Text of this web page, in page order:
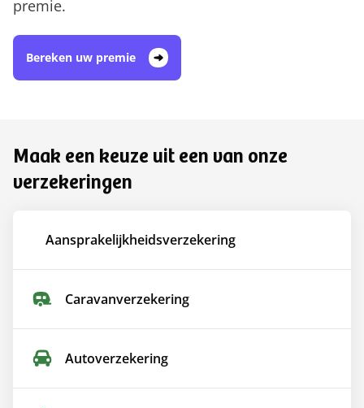
premie.​​​​
Bereken uw premie
Maak een keuze uit een van onze
verzekeringen
Aansprakelijkheids­verzekering
Caravan­verzekering
Auto­verzekering